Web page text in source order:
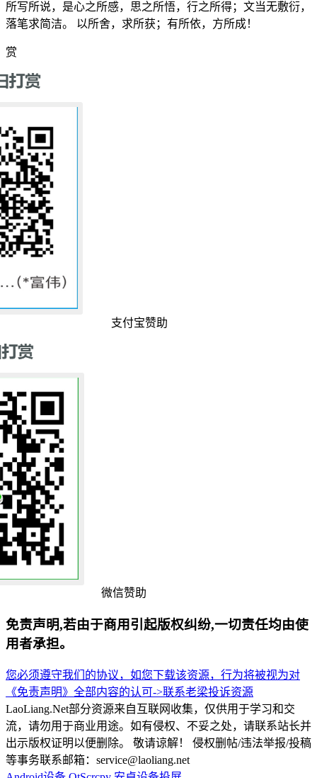
所写所说，是心之所感，思之所悟，行之所得；文当无敷衍，
落笔求简洁。 以所舍，求所获；有所依，方所成！
赏
支付宝赞助
微信赞助
免责声明,若由于商用引起版权纠纷,一切责任均由使
用者承担。
您必须遵守我们的协议，如您下载该资源，行为将被视为对
《免责声明》全部内容的认可->联系老梁投诉资源
LaoLiang.Net部分资源来自互联网收集，仅供用于学习和交
流，请勿用于商业用途。如有侵权、不妥之处，请联系站长并
出示版权证明以便删除。 敬请谅解！ 侵权删帖/违法举报/投稿
等事务联系邮箱：service@laoliang.net